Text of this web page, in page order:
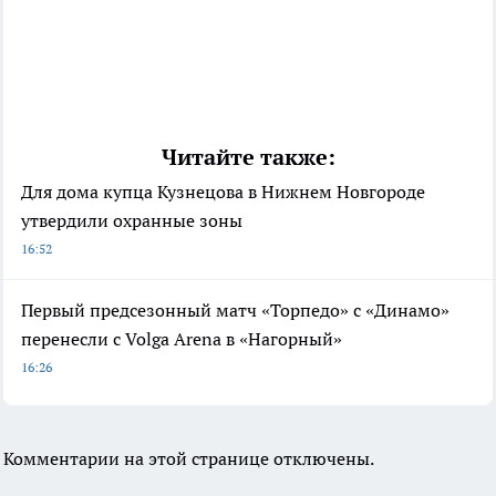
Читайте также:
Для дома купца Кузнецова в Нижнем Новгороде
утвердили охранные зоны
16:52
Первый предсезонный матч «Торпедо» с «Динамо»
перенесли с Volga Arena в «Нагорный»
16:26
Комментарии на этой странице отключены.